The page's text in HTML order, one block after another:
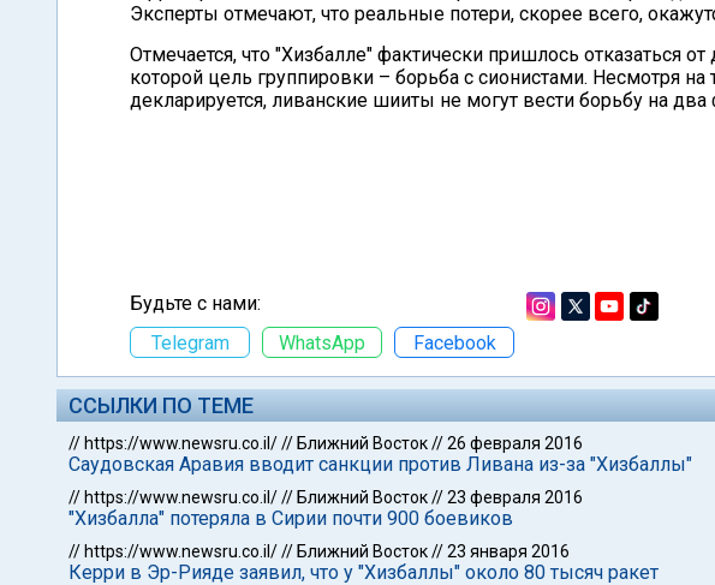
Эксперты отмечают, что реальные потери, скорее всего,
Отмечается, что "Хизбалле" фактически пришлось отказаться
которой цель группировки – борьба с сионистами. Несмотря
декларируется, ливанские шииты не могут вести борьбу на два
Будьте с нами:
Telegram
WhatsApp Facebook
ССЫЛКИ ПО ТЕМЕ
// https://www.newsru.co.il/// Ближний Восток//26 февраля 2016
Саудовская Аравия вводит санкции против Ливана из-за "Хизбаллы"
// https://www.newsru.co.il/// Ближний Восток//23 февраля 2016
"Хизбалла" потеряла в Сирии почти 900 боевиков
// https://www.newsru.co.il/// Ближний Восток//23 января 2016
Керри в Эр-Рияде заявил, что у "Хизбаллы" около 80 тысяч ракет